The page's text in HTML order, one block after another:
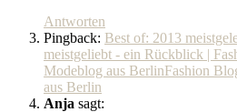
Antworten
Pingback: Best of: 2013
meistgeliebt - ein Rückblick |
Modeblog aus BerlinFashion
aus Berlin
Anja sagt: